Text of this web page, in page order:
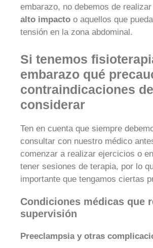
embarazo, no debemos de realizar
alto impacto o aquellos que
tensión en la zona abdominal.
Si tenemos
embarazo qué
contraindicaciones
considerar
Ten en cuenta que siempre
consultar con nuestro médico
comenzar a realizar ejercicios o
tener sesiones de terapia, por lo
importante que tengamos ciertas
Condiciones médicas que
supervisión
Preeclampsia y otras